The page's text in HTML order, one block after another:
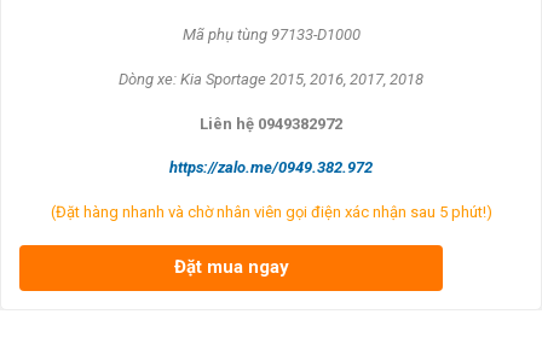
Mã phụ tùng 97133-D1000
Dòng xe: Kia Sportage 2015, 2016, 2017, 2018
Liên hệ 0949382972
https://zalo.me/0949.382.972
(Đặt hàng nhanh và chờ nhân viên gọi điện xác nhận sau 5 phút!)
Đặt mua ngay